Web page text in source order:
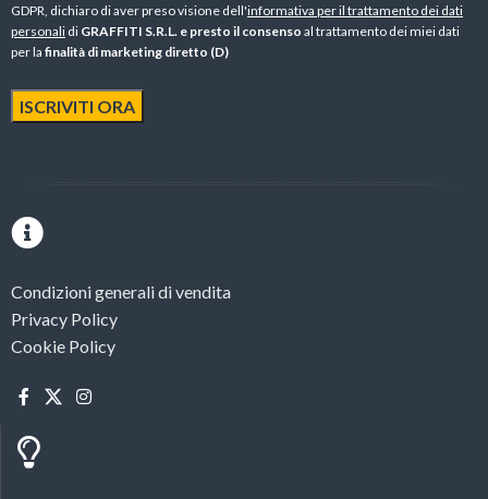
GDPR, dichiaro di aver preso visione dell'informativa per il trattamento dei dati
personali di GRAFFITI S.R.L. e presto il consenso al trattamento dei miei dati
per la finalità di marketing diretto (D)
Condizioni generali di vendita
Privacy Policy
Cookie Policy